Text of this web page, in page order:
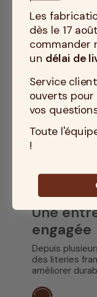
besoins
Nos produits
fiable et
recherchant
Un
français
Assemblage
matériaux et
Une
engagée
Depuis
des literies
améliorer
Les
dès le 17
commander
un délai de
Service
ouverts
vos
Toute
!